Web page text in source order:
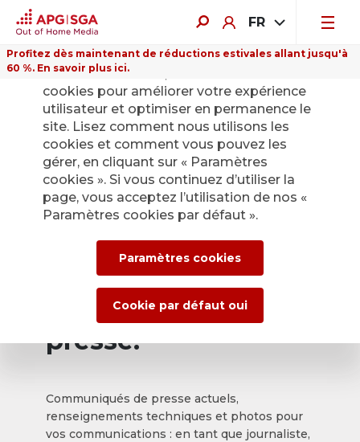
FR
Profitez dès maintenant de réductions estivales allant jusqu'à
60 %. En savoir plus ici.
Retour
Service de presse
d’APG|SGA pour les
actualités et les
communiqués de
presse.
Communiqués de presse actuels,
renseignements techniques et photos pour
vos communications : en tant que journaliste,
Sur ce site Internet, nous utilisons des
cookies pour améliorer votre expérience
utilisateur et optimiser en permanence le
site. Lisez comment nous utilisons les
cookies et comment vous pouvez les
gérer, en cliquant sur « Paramètres
cookies ». Si vous continuez d’utiliser la
page, vous acceptez l’utilisation de nos «
Paramètres cookies par défaut ».
Paramètres cookies
Cookie par défaut oui